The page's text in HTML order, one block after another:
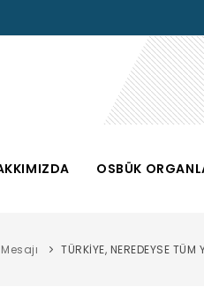
OSBÜK
TÜRKİYE, NEREDEYSE